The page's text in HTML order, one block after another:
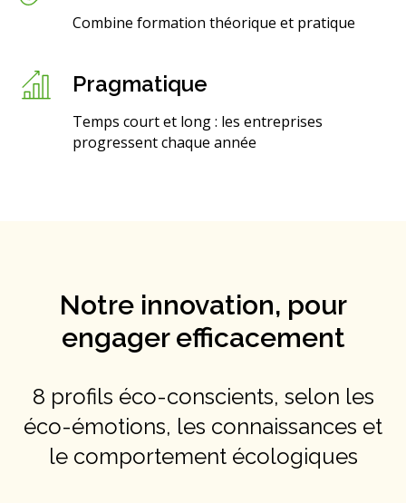
Combine formation théorique et pratique​
Pragmatique
Temps court et long : les entreprises
progressent chaque année​
Notre innovation, pour
engager efficacement
8 profils éco-conscients, selon les
éco-émotions, les connaissances et
le comportement écologiques